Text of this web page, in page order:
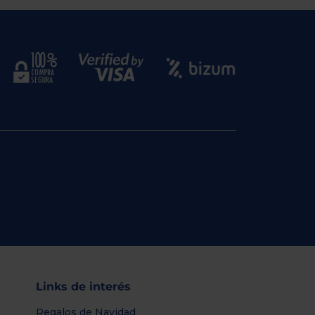
Links de interés
Regalos de Navidad